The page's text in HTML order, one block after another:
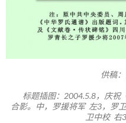
供稿
标题插图：2004.5.8，庆祝
合影。中，罗援将军 左3，罗
卫中校 右